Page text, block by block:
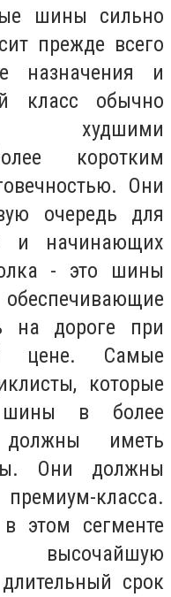
шины сильно
прежде всего
назначения и
класс обычно
худшими
коротким
Они
очередь для
и начинающих
- это шины
на дороге при
цене. Самые
которые
шины в более
иметь
Они должны
класса.
этом сегменте
срок